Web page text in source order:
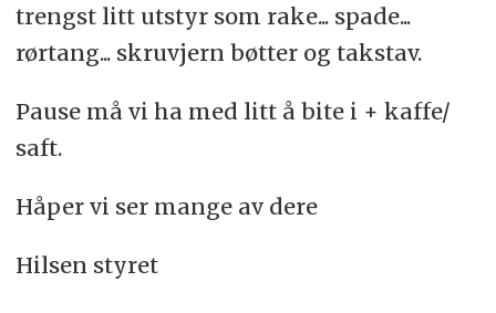
trengst litt utstyr som rake... spade...
rørtang... skruvjern bøtter og takstav.
Pause må vi ha med litt å bite i + kaffe/
saft.
Håper vi ser mange av dere
Hilsen styret